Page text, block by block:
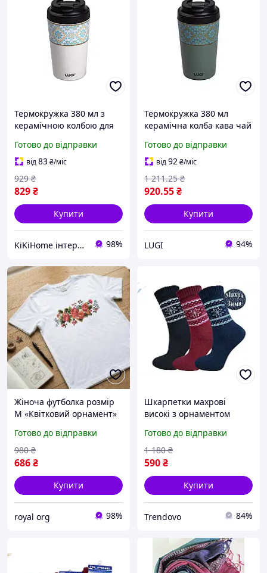
Термокружка 380 мл з
керамічною колбою для
термос термочашка з
українським орнаментом
Готово до відправки
від83₴/міс
829₴
929 ₴
Купити
KiKiHome інтернет-магазин якісних товарів для дому 98%
Термокружка 380 мл
керамічна колба кава чай
thermos cup Lugi, кружка
термос кераміка
практичний аксесуар
Готово до відправки
від92₴/міс
920.55₴
1 211.25 ₴
Купити
LUGI 94%
Жіноча футболка розмір
M «Квітковий орнамент»
стильна футболка для
жінок у ніжному етно
стилі
Готово до відправки
686₴
980 ₴
Купити
royal org 98%
Шкарпетки махрові
високі з орнаментом
чоловіків теплі 12 пар ТМ
Житомир
Готово до відправки
590₴
1 180 ₴
Купити
Trendovo 84%